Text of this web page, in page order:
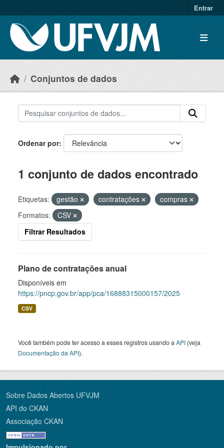
Entrar
Conjuntos de dados
Ordenar por
1 conjunto de dados encontrado
Etiquetas: gestão contratações
compras
Formatos:
CSV
Filtrar Resultados
Plano de contratações anual
Disponíveis em
https://pncp.gov.br/app/pca/16888315000157/2025
CSV
Você também pode ter acesso a esses registros usando a API (veja
Documentação da API).
Sobre Dados Abertos UFVJM
API do CKAN
Associação CKAN